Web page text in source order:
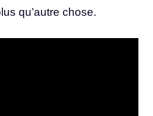
qu’autre chose.